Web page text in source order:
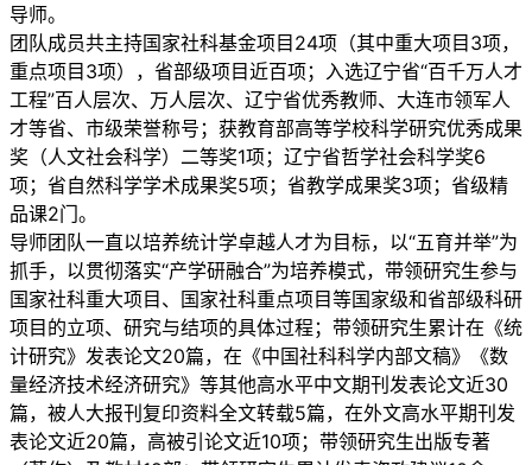
导师。
团队成员共主持国家社科基金项目24项（其中重大项目3项，
重点项目3项），省部级项目近百项；入选辽宁省“百千万人才
工程”百人层次、万人层次、辽宁省优秀教师、大连市领军人
才等省、市级荣誉称号；获教育部高等学校科学研究优秀成果
奖（人文社会科学）二等奖1项；辽宁省哲学社会科学奖6
项；省自然科学学术成果奖5项；省教学成果奖3项；省级精
品课2门。
导师团队一直以培养统计学卓越人才为目标，以“五育并举”为
抓手，以贯彻落实“产学研融合”为培养模式，带领研究生参与
国家社科重大项目、国家社科重点项目等国家级和省部级科研
项目的立项、研究与结项的具体过程；带领研究生累计在《统
计研究》发表论文20篇，在《中国社科科学内部文稿》《数
量经济技术经济研究》等其他高水平中文期刊发表论文近30
篇，被人大报刊复印资料全文转载5篇，在外文高水平期刊发
表论文近20篇，高被引论文近10项；带领研究生出版专著